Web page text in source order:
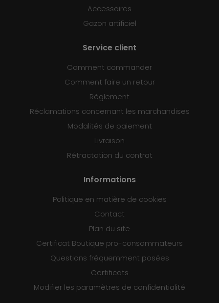
Accessoires
Gazon artificiel
Service client
Comment commander
Comment faire un retour
Règlement
Réclamations concernant les marchandises
Modalités de paiement
Livraison
Rétractation du contrat
Informations
Politique en matière de cookies
Contact
Plan du site
Certificat Boutique pro-consommateurs
Questions fréquemment posées
Certificats
Modifier les paramètres de confidentialité